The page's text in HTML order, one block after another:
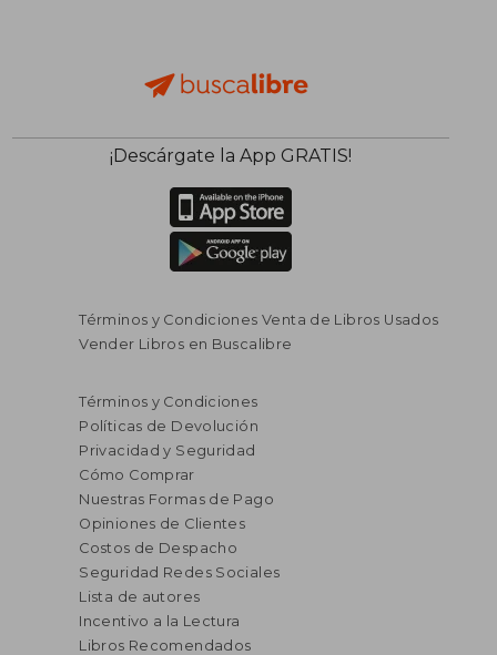
45%
dcto.
$ 116.192
$ 63.906
¡Descárgate la App GRATIS!
Términos y Condiciones Venta de Libros Usados
Vender Libros en Buscalibre
Términos y Condiciones
Políticas de Devolución
Privacidad y Seguridad
Cómo Comprar
Nuestras Formas de Pago
Opiniones de Clientes
Costos de Despacho
Seguridad Redes Sociales
Lista de autores
Incentivo a la Lectura
Libros Recomendados